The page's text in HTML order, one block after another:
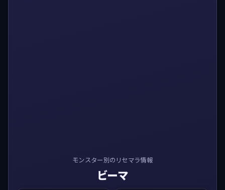
モンスター別のリセマラ情報
ビーマ